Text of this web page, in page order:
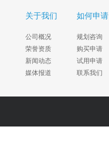
关于我们
公司概况
荣誉资质
新闻动态
媒体报道
如何申请
规划咨询
购买申请
试用申请
联系我们